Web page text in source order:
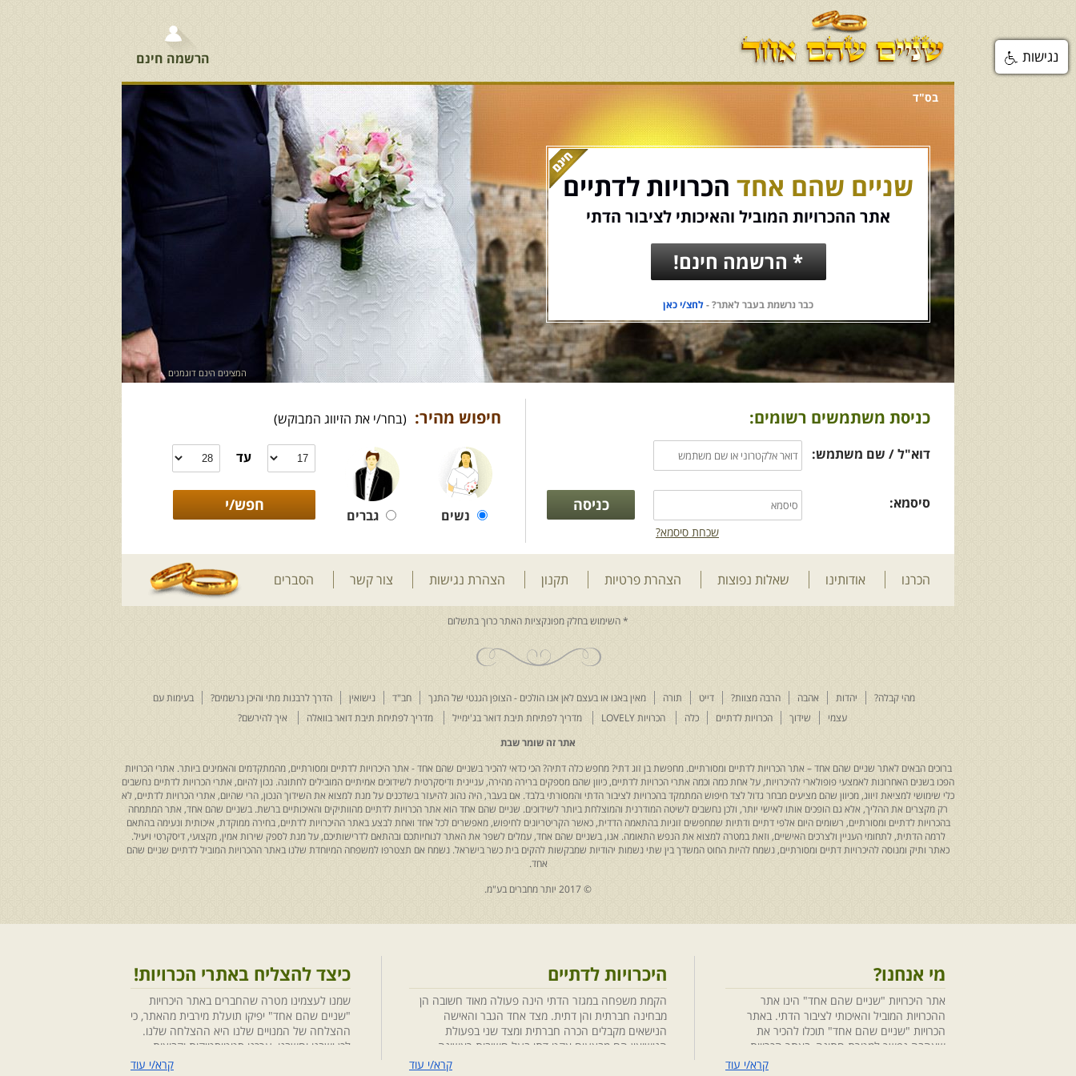
הרשמה חינם
בס"ד
שניים שהם אחד הכרויות לדתיים
אתר ההכרויות המוביל והאיכותי לציבור הדתי
* הרשמה חינם!
כבר נרשמת בעבר לאתר? -לחצ/י כאן
המציגים הינם דוגמנים
כניסת משתמשים רשומים:
דוא"ל / שם משתמש:
סיסמא:
שכחת סיסמא?
חיפוש מהיר: (בחר/י את הזיווג המבוקש)
נשים גברים
עד
הכרנו אודותינו שאלות נפוצות הצהרת פרטיות תקנון הצהרת נגישות צור קשר הסברים
מהי קבלה? יהדות אהבה הרבה מצוות? דייט תורה מאין באנו או בעצם לאן אנו הולכים - הצופן הגנטי של התנך חב"ד נישואין הדרך לרבנות מתי והיכן נרשמים?
בעימות עם
עצמי
שידוך הכרויות לדתיים כלה הכרויות LOVELY מדריך לפתיחת תיבת דואר בג'ימייל מדריך לפתיחת תיבת דואר בוואלה
איך להירשם?
אתר זה שומר שבת
ברוכים הבאים לאתר שניים שהם אחד – אתר הכרויות לדתיים ומסורתיים. מחפשת בן זוג דתי? מחפש כלה דתיה? הכי כדאי להכיר בשניים שהם אחד - אתר היכרויות לדתיים ומסורתיים, מהמתקדמים והאמינים ביותר. אתרי הכרויות
הפכו בשנים האחרונות לאמצעי פופולארי להיכרויות, על אחת כמה וכמה אתרי הכרויות לדתיים, כיוון שהם מספקים ברירה מהירה, עניינית ודיסקרטית לשידוכים אמיתיים המובילים לחתונה. נכון להיום, אתרי הכרויות לדתיים נחשבים
כלי שימושי למציאת זיווג, מכיוון שהם מציעים מבחר גדול לצד חיפוש המתמקד בהכרויות לציבור הדתי והמסורתי בלבד. אם בעבר, היה נהוג להיעזר בשדכנים על מנת למצוא את השידוך הנכון, הרי שהיום, אתרי הכרויות לדתיים, לא
רק מקצרים את ההליך, אלא גם הופכים אותו לאישי יותר, ולכן נחשבים לשיטה המודרנית והמוצלחת ביותר לשידוכים. שניים שהם אחד הוא אתר הכרויות לדתיים מהוותיקים והאיכותיים ברשת. בשניים שהם אחד, אתר המתמחה
בהכרויות לדתיים ומסורתיים, רשומים היום אלפי דתיים ודתיות שמחפשים זוגיות בהתאמה הדדית, כאשר הקריטריונים לחיפוש, מאפשרים לכל אחד ואחת לבצע באתר ההיכרויות לדתיים, בחירה ממוקדת, איכותית ונעימה בהתאם
לרמה הדתית, לתחומי העניין ולצרכים האישיים, וזאת במטרה למצוא את הנפש התאומה. אנו, בשניים שהם אחד, עמלים לשפר את האתר לנוחיותכם ובהתאם לדרישותיכם, על מנת לספק שירות אמין, מקצועי, דיסקרטי ויעיל.
כאתר ותיק ומנוסה להיכרויות דתיים ומסורתיים, נשמח להיות החוט המשדך בין שתי נשמות יהודיות שמבקשות להקים בית כשר בישראל. נשמח אם תצטרפו למשפחה המיוחדת שלנו באתר ההכרויות המוביל לדתיים שניים שהם
אחד.
© 2017 יותר מחברים בע"מ.
מי אנחנו?
אתר היכרויות "שניים שהם אחד" הינו אתר
ההכרויות המוביל והאיכותי לציבור הדתי. באתר
הכרויות "שניים שהם אחד" תוכלו להכיר את
שאהבה נפשך למטרת חתונה, באתר הכרויות
"שניים שהם אחד" הושקעו מחשבה ומאמציםקרא/י עוד
היכרויות לדתיים
הקמת משפחה במגזר הדתי הינה פעולה מאוד חשובה הן
מבחינה חברתית והן דתית. מצד אחד הגבר והאישה
הנישאים מקבלים הכרה חברתית ומצד שני בפעולת
הנישואין הם מבצעים אקט דתי בעל חשיבות ראשונה
במעלה. חשוב לציין בהקשר זה שגם הגורמים למפגשקרא/י עוד
כיצד להצליח באתרי הכרויות!
שמנו לעצמינו מטרה שהחברים באתר היכרויות
"שניים שהם אחד" יפיקו תועלת מירבית מהאתר, כי
ההצלחה של המנויים שלנו היא ההצלחה שלנו.
לכן ישבנו וחשבנו ,ערכנו סטטיסטיקות וקבוצות
מיקוד, בחנו התנהגויות ומגמות והמסקנה החדקרא/י עוד
נגישות